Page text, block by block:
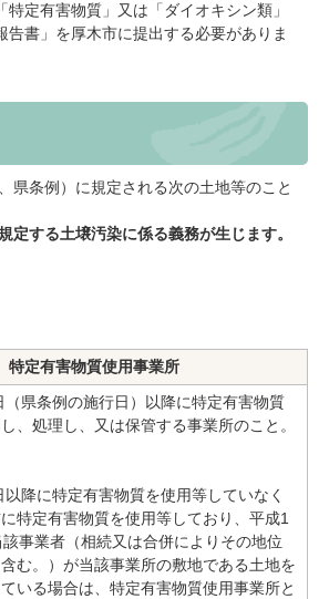
定有害物質」又は「ダイオキシン類」
書」を厚木市に提出する必要がありま
県条例）に規定される次の土地等のこと
する土壌汚染に係る義務が生じます。
特定有害物質使用事業所
県条例の施行日）以降に特定有害物質
、処理し、又は保管する事業所のこと。
降に特定有害物質を使用等していなく
特定有害物質を使用等しており、平成1
事業者（相続又は合併によりその地位
む。）が当該事業所の敷地である土地を
いる場合は、特定有害物質使用事業所と